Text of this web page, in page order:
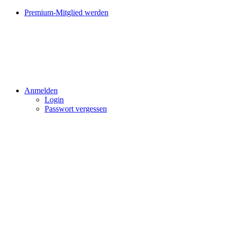
Premium-Mitglied werden
Anmelden
Login
Passwort vergessen